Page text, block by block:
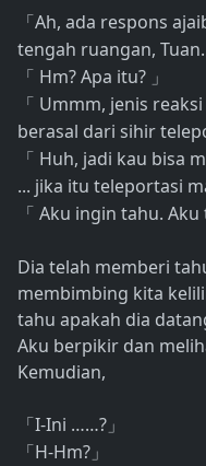
「 Ah, ada respons
tengah ruangan, Tuan.
「
Hm? Apa itu? 」
「
Ummm, jenis
berasal dari sihir
「
Huh, jadi kau bisa
... jika itu teleportasi
「 Aku ingin tahu.
Dia telah memberi
membimbing kita
tahu apakah dia
Aku berpikir dan
Kemudian,
「 I-Ini ……? 」
「 H-Hm? 」